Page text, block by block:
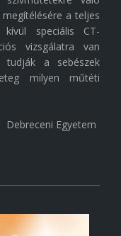
a teljes
speciális CT-
vizsgálatra van
tudják a sebészek
milyen műtéti
Debreceni Egyetem